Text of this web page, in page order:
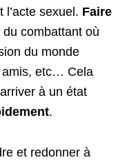
sexuel. Faire
combattant où
du monde
amis, etc… Cela
à un état
.
et redonner à